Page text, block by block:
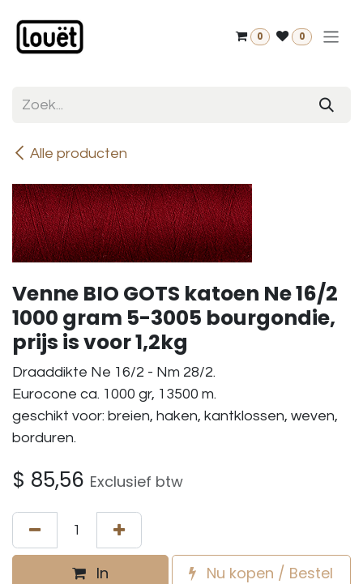
0 0
Alle producten
Venne BIO GOTS katoen Ne 16/2
1000 gram 5-3005 bourgondie,
prijs is voor 1,2kg
Draaddikte Ne 16/2 - Nm 28/2.
Eurocone ca. 1000 gr, 13500 m.
geschikt voor: breien, haken, kantklossen, weven,
borduren.
$ 85,56 Exclusief btw
In
Nu kopen / Bestel